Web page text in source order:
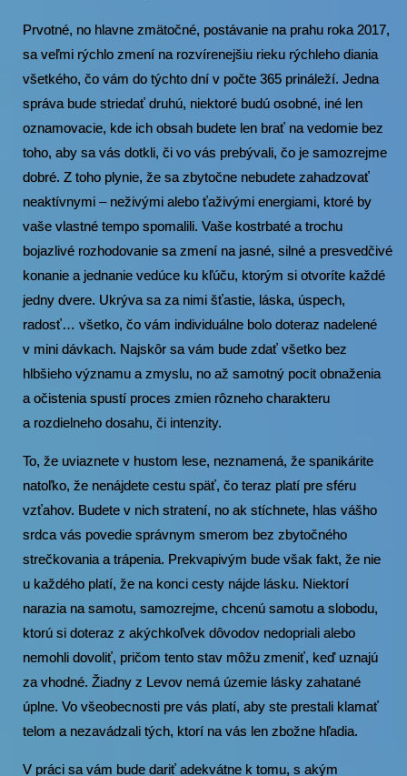
Prvotné, no hlavne zmätočné, postávanie na prahu roka 2017,
sa veľmi rýchlo zmení na rozvírenejšiu rieku rýchleho diania
všetkého, čo vám do týchto dní v počte 365 prináleží. Jedna
správa bude striedať druhú, niektoré budú osobné, iné len
oznamovacie, kde ich obsah budete len brať na vedomie bez
toho, aby sa vás dotkli, či vo vás prebývali, čo je samozrejme
dobré. Z toho plynie, že sa zbytočne nebudete zahadzovať
neaktívnymi – neživými alebo ťaživými energiami, ktoré by
vaše vlastné tempo spomalili. Vaše kostrbaté a trochu
bojazlivé rozhodovanie sa zmení na jasné, silné a presvedčivé
konanie a jednanie vedúce ku kľúču, ktorým si otvoríte každé
jedny dvere. Ukrýva sa za nimi šťastie, láska, úspech,
radosť… všetko, čo vám individuálne bolo doteraz nadelené
v mini dávkach. Najskôr sa vám bude zdať všetko bez
hlbšieho významu a zmyslu, no až samotný pocit obnaženia
a očistenia spustí proces zmien rôzneho charakteru
a rozdielneho dosahu, či intenzity.
To, že uviaznete v hustom lese, neznamená, že spanikárite
natoľko, že nenájdete cestu späť, čo teraz platí pre sféru
vzťahov. Budete v nich stratení, no ak stíchnete, hlas vášho
srdca vás povedie správnym smerom bez zbytočného
strečkovania a trápenia. Prekvapivým bude však fakt, že nie
u každého platí, že na konci cesty nájde lásku. Niektorí
narazia na samotu, samozrejme, chcenú samotu a slobodu,
ktorú si doteraz z akýchkoľvek dôvodov nedopriali alebo
nemohli dovoliť, pričom tento stav môžu zmeniť, keď uznajú
za vhodné. Žiadny z Levov nemá územie lásky zahatané
úplne. Vo všeobecnosti pre vás platí, aby ste prestali klamať
telom a nezavádzali tých, ktorí na vás len zbožne hľadia.
V práci sa vám bude dariť adekvátne k tomu, s akým